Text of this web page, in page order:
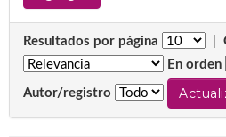
Resultados por página
En orden
Autor/registro